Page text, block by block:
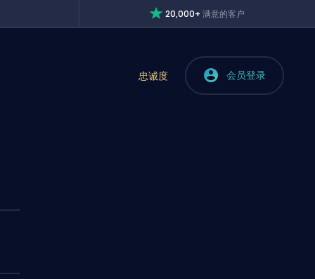
20,000+满意的客户
忠诚度 会员登录